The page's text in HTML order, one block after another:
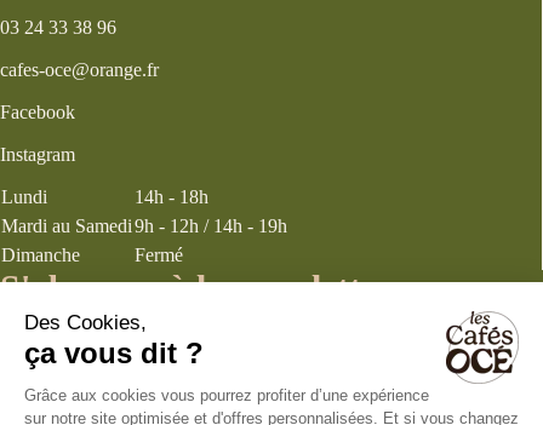
03 24 33 38 96
cafes-oce@orange.fr
Facebook
Instagram
Lundi
14h - 18h
Mardi au Samedi9h - 12h / 14h - 19h
Dimanche
Fermé
S'abonner à la newsletter
J’accepte les termes et conditions
énoncés dans la page politique de